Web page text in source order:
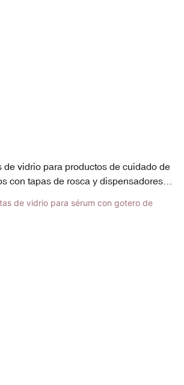
de vidrio para productos de cuidado de
con tapas de rosca y dispensadores